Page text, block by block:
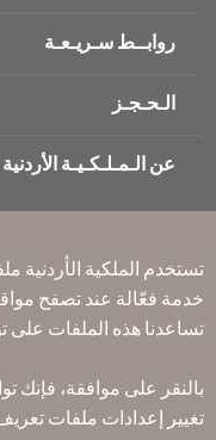
روابــط سـريـعـة
شروط السفر
السفر أثناء الحمل
ذوي الاحتياجات الخاصة
and Feedback Process
الـحـجـز
حجز القطار
تكرم
الإقامه لمسافري الترانزيت
عن الـمـلـكـيـة الأردنية
انضم لعائلتنا
الأخبار
سـيـا سة الخصوصية
مكاتبنا حول العالم
تستخدم الملكية الأردنية
خدمة فعّالة عند تصفح
تساعدنا هذه الملفات على
بالنقر على موافقة، فإنك
تغيير إعدادات ملفات